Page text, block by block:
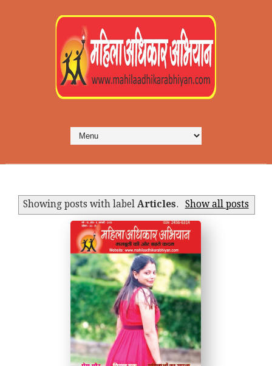
Showing posts with labelArticles. Show all posts
by Kulina Kumari